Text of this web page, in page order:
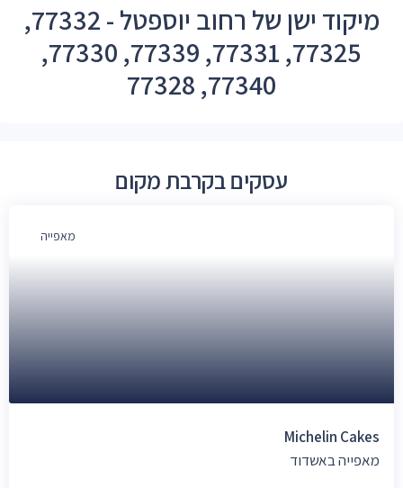
מיקוד ישן של רחוב יוספטל - 77332,
77325, 77331, 77339, 77330,
77340, 77328
עסקים בקרבת מקום
מאפייה
Michelin Cakes
מאפייה באשדוד